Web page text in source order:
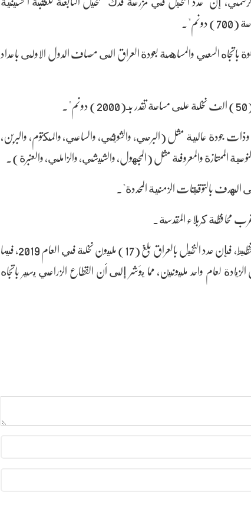
باتجاه السعي والمساهمة بعودة العراق الى مصاف الدول الاولى باعداد
جودة عالية مثل (البرحي، والشويثي، والساعي، والمكتوم، والبربن،
الممتازة والمعروفة مثل (المجهول، والشيشي، والزاملي، والعنبرة).
الهدف بالتوقيتات الزمنية المحددة".
محافظة كربلاء المقدسة.
وبحسب جهاز الاحصاء والتقييس المركزي التابع لوزارة التخطيط، فإن عدد النخيل بالعراق بلغ (17) مليون نخلة في العام 2019، فيما
2020، وبذلك تكون الزيادة لعام واحد مليونين، مما يؤشر إلى أن القطاع الزراعي يسير باتجاه